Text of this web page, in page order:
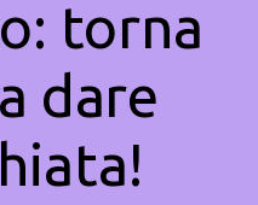
torna
dare